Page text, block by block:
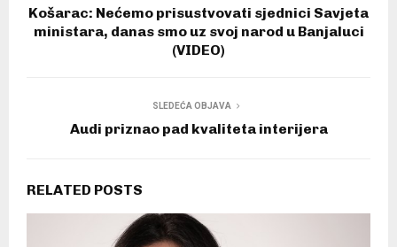
Košarac: Nećemo prisustvovati sjednici Savjeta
ministara, danas smo uz svoj narod u Banjaluci
(VIDEO)
SLEDEĆA OBJAVA
Audi priznao pad kvaliteta interijera
RELATED POSTS